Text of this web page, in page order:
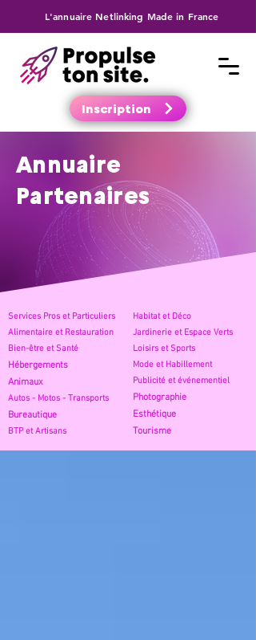
L'annuaire Netlinking Made in France
Inscription
Annuaire
Partenaires
Services Pros et Particuliers
Alimentaire et Restauration
Bien-être et Santé
Hébergements
Animaux
Autos - Motos - Transports
Bureautique
BTP et Artisans
Habitatet Déco
Jardinerie et Espace Verts
Loisirs et Sports
Mode et Habillement
Publicité et événementiel
Photographie
Esthétique
Tourisme